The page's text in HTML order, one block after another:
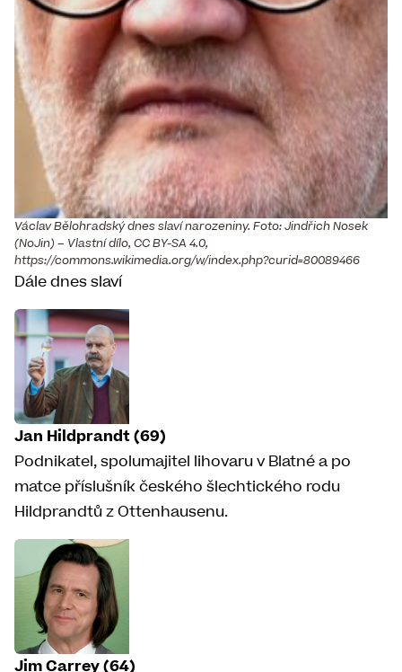
Václav Bělohradský dnes slaví narozeniny. Foto: Jindřich Nosek
(NoJin) – Vlastní dílo, CC BY-SA 4.0,
https://commons.wikimedia.org/w/index.php?curid=80089466
Dále dnes slaví
Jan Hildprandt (69)
Podnikatel, spolumajitel lihovaru v Blatné a po
matce příslušník českého šlechtického rodu
Hildprandtů z Ottenhausenu.
Jim Carrey (64)